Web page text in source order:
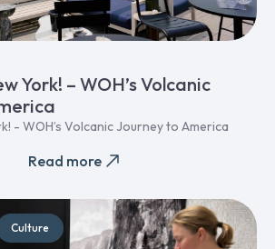
York! – WOH’s Volcanic
- WOH’s Volcanic Journey to America
Read more
Culture